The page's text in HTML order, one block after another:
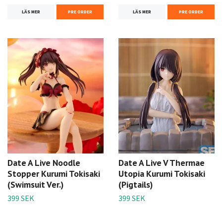
LÄS MER PRE ORDER LÄS MER PRE ORDER
Date A Live Noodle
Stopper Kurumi Tokisaki
(Swimsuit Ver.)
399 SEK
Date A Live V Thermae
Utopia Kurumi Tokisaki
(Pigtails)
399 SEK